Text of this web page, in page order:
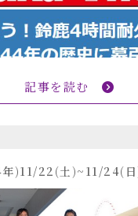
記事を読む